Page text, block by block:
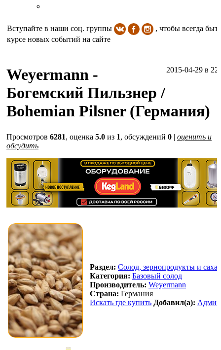
Вступайте в наши соц. группы
, чтобы всегда
курсе новых событий на сайте
2015-04-29 в
Weyermann -
Богемский Пильзнер /
Bohemian Pilsner (Германия)
Просмотров 6281, оценка 5.0 из 1, обсуждений 0 | оценить и
обсудить
Раздел: Солод, зернопродукты и
Категория: Базовый солод
Производитель: Weyermann
Страна: Германия
Искать где купить Добавил(а): Админ